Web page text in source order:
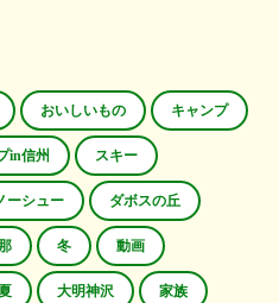
おいしいもの キャンプ
in信州 スキー
ーシュー ダボスの丘
冬 動画
大明神沢 家族